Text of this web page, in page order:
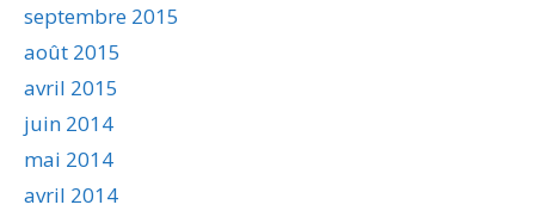
septembre 2015
août 2015
avril 2015
juin 2014
mai 2014
avril 2014